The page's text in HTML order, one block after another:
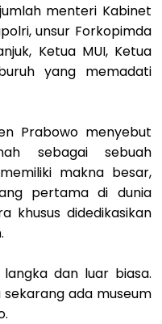
menteri Kabinet
unsur Forkopimda
Ketua MUI, Ketua
yang memadati
Prabowo menyebut
sebagai sebuah
makna besar,
pertama di dunia
khusus didedikasikan
dan luar biasa.
sekarang ada museum